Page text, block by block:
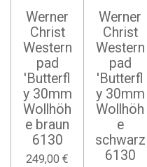
Werner
Christ
Western
pad
'Butterfl
y 30mm
Wollhöh
e braun
6130
249,00 €
Werner
Christ
Western
pad
'Butterfl
y 30mm
Wollhöh
e
schwarz
6130